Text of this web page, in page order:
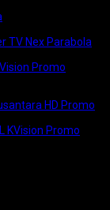
TV Nex Parabola
Promo
HD Promo
KVision Promo